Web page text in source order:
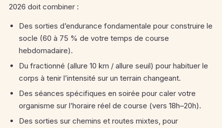
2026 doit combiner :
Des sorties d’endurance fondamentale pour construire le
socle (60 à 75 % de votre temps de course
hebdomadaire).
Du fractionné (allure 10 km / allure seuil) pour habituer le
corps à tenir l’intensité sur un terrain changeant.
Des séances spécifiques en soirée pour caler votre
organisme sur l’horaire réel de course (vers 18h–20h).
Des sorties sur chemins et routes mixtes, pour